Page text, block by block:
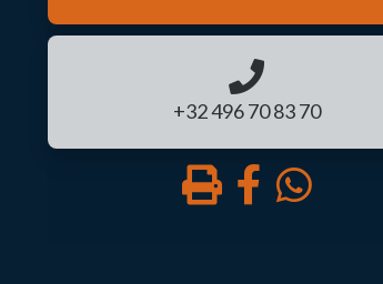
+32 496 70 83 70